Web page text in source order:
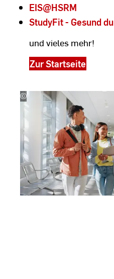
EIS@HSRM
StudyFit - Gesund
und vieles mehr!
Zur Startseite
©
stock.adobe.com